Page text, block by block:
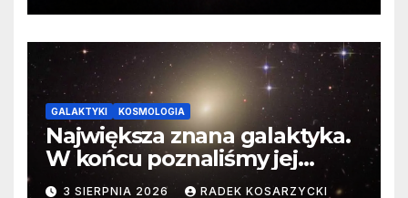
GALAKTYKI KOSMOLOGIA
Największa znana galaktyka.
W końcu poznaliśmy jej
faktyczne wymiary
3 SIERPNIA 2026 RADEK KOSARZYCKI